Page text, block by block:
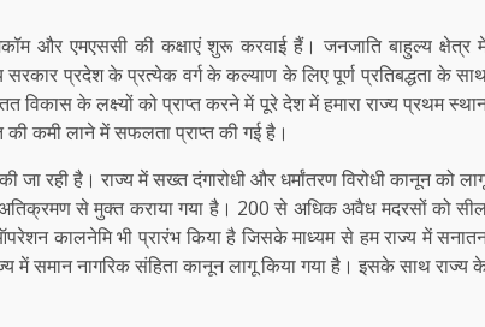
और एमएससी की कक्षाएं शुरू करवाई हैं। जनजाति बाहुल्य क्षेत्र
सरकार प्रदेश के प्रत्येक वर्ग के कल्याण के लिए पूर्ण प्रतिबद्धता के
विकास के लक्ष्यों को प्राप्त करने में पूरे देश में हमारा राज्य प्रथम
की कमी लाने में सफलता प्राप्त की गई है।
रही है। राज्य में सख्त दंगारोधी और धर्मांतरण विरोधी कानून को
से मुक्त कराया गया है। 200 से अधिक अवैध मदरसों को
कालनेमि भी प्रारंभ किया है जिसके माध्यम से हम राज्य में
में समान नागरिक संहिता कानून लागू किया गया है। इसके साथ राज्य